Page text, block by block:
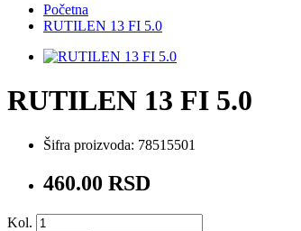
Početna
RUTILEN 13 FI 5.0
RUTILEN 13 FI 5.0
Šifra proizvoda: 78515501
460.00 RSD
Kol.